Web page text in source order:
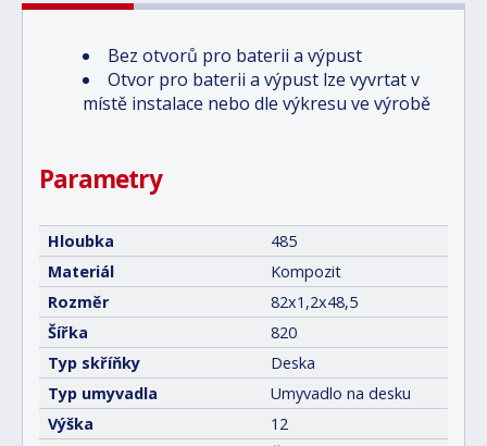
Bez otvorů pro baterii a výpust
Otvor pro baterii a výpust lze vyvrtat v
místě instalace nebo dle výkresu ve výrobě
Parametry
Hloubka
485
Materiál
Kompozit
Rozměr
82x1,2x48,5
Šířka
820
Typ skříňky
Deska
Typ umyvadla
Umyvadlo na desku
Výška
12